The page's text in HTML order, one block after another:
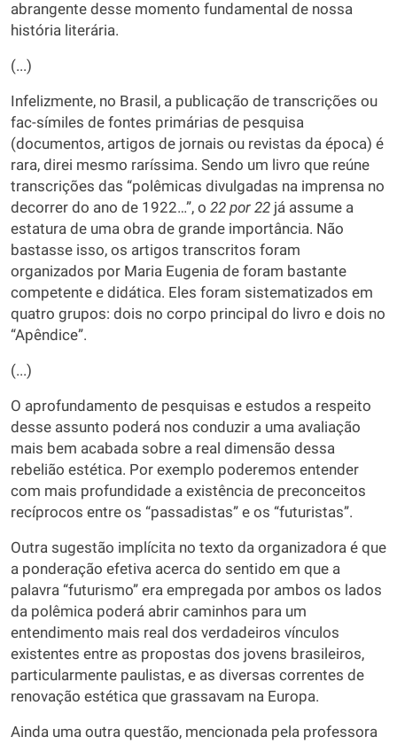
abrangente desse momento fundamental de nossa
história literária.
(...)
Infelizmente, no Brasil, a publicação de transcrições ou
fac-símiles de fontes primárias de pesquisa
(documentos, artigos de jornais ou revistas da época) é
rara, direi mesmo raríssima. Sendo um livro que reúne
transcrições das “polêmicas divulgadas na imprensa no
decorrer do ano de 1922…”, o 22 por 22 já assume a
estatura de uma obra de grande importância. Não
bastasse isso, os artigos transcritos foram
organizados por Maria Eugenia de foram bastante
competente e didática. Eles foram sistematizados em
quatro grupos: dois no corpo principal do livro e dois no
“Apêndice”.
(...)
O aprofundamento de pesquisas e estudos a respeito
desse assunto poderá nos conduzir a uma avaliação
mais bem acabada sobre a real dimensão dessa
rebelião estética. Por exemplo poderemos entender
com mais profundidade a existência de preconceitos
recíprocos entre os “passadistas” e os “futuristas”.
Outra sugestão implícita no texto da organizadora é que
a ponderação efetiva acerca do sentido em que a
palavra “futurismo” era empregada por ambos os lados
da polêmica poderá abrir caminhos para um
entendimento mais real dos verdadeiros vínculos
existentes entre as propostas dos jovens brasileiros,
particularmente paulistas, e as diversas correntes de
renovação estética que grassavam na Europa.
Ainda uma outra questão, mencionada pela professora